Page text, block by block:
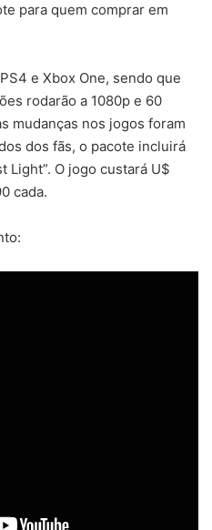
para quem comprar em
e Xbox One, sendo que
rodarão a 1080p e 60
mudanças nos jogos foram
dos fãs, o pacote incluirá
Light”. O jogo custará U$
cada.